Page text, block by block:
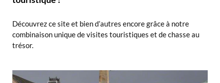
Découvrez ce site et bien d’autres encore grâce à notre
combinaison unique de visites touristiques et de chasse au
trésor.